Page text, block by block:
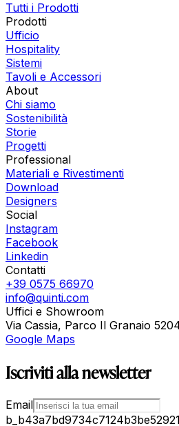
Tutti i Prodotti
Prodotti
Ufficio
Hospitality
Sistemi
Tavoli e Accessori
About
Chi siamo
Sostenibilità
Storie
Progetti
Professional
Materiali e Rivestimenti
Download
Designers
Social
Instagram
Facebook
Linkedin
Contatti
+39 0575 66970
info@quinti.com
Uffici e Showroom
Via Cassia, Parco Il Granaio
Google Maps
Iscriviti alla newsletter
Email